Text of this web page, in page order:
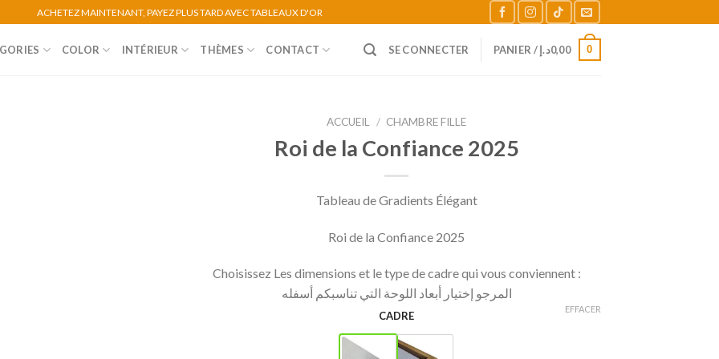
ACHETEZ MAINTENANT, PAYEZ PLUS TARD AVEC TABLEAUX D'OR
COLOR INTÉRIEUR THÈMES CONTACT SE CONNECTER PANIER / 0,00د.إ 0
ACCUEIL / CHAMBRE FILLE
Roi de la Confiance 2025
Tableau de Gradients Élégant
Roi de la Confiance 2025
Choisissez Les dimensions et le type de cadre qui vous conviennent :
المرجو إختيار أبعاد اللوحة التي تناسبكم أسفله
CADRE EFFACER